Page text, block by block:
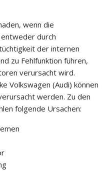
wenn die
durch
der internen
zu Fehlfunktion führen,
verursacht wird.
Volkswagen (Audi) können
werden. Zu den
folgende Ursachen: